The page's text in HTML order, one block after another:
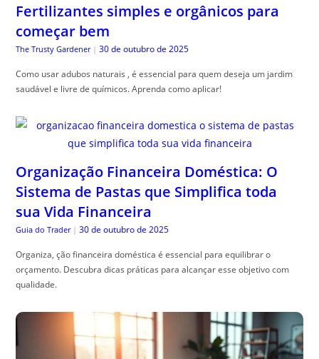
Fertilizantes simples e orgânicos para
começar bem
The Trusty Gardener | 30 de outubro de 2025
Como usar adubos naturais , é essencial para quem deseja um jardim
saudável e livre de químicos. Aprenda como aplicar!
Organização Financeira Doméstica: O
Sistema de Pastas que Simplifica toda
sua Vida Financeira
Guia do Trader | 30 de outubro de 2025
Organiza, ção financeira doméstica é essencial para equilibrar o
orçamento. Descubra dicas práticas para alcançar esse objetivo com
qualidade.